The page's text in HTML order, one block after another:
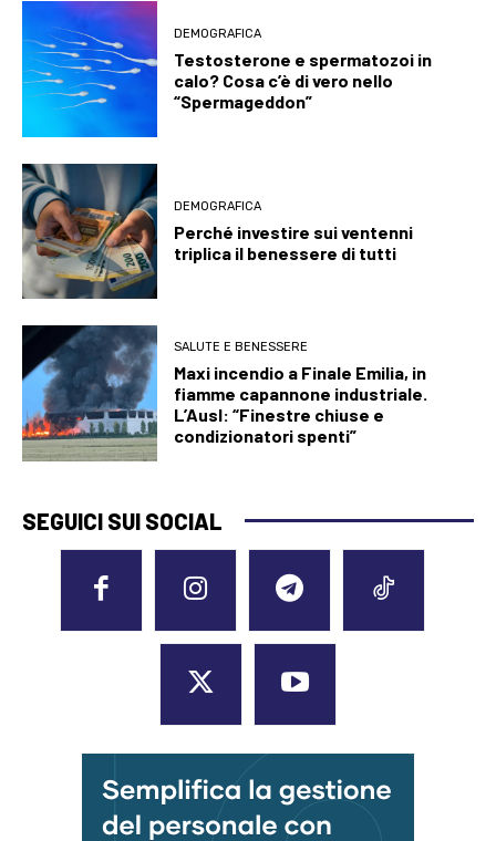
DEMOGRAFICA
Testosterone e spermatozoi in
calo? Cosa c’è di vero nello
“Spermageddon”
DEMOGRAFICA
Perché investire sui ventenni
triplica il benessere di tutti
SALUTE E BENESSERE
Maxi incendio a Finale Emilia, in
fiamme capannone industriale.
L’Ausl: “Finestre chiuse e
condizionatori spenti”
SEGUICI SUI SOCIAL